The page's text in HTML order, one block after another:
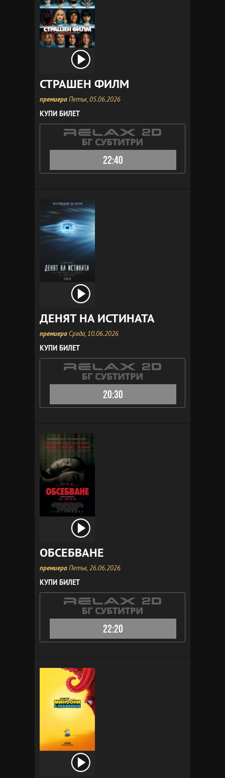
СТРАШЕН ФИЛМ
премиераПетък, 05.06.2026
КУПИ БИЛЕТ
22:40
ДЕНЯТ НА ИСТИНАТА
премиера Сряда, 10.06.2026
КУПИ БИЛЕТ
20:30
ОБСЕБВАНЕ
премиераПетък, 26.06.2026
КУПИ БИЛЕТ
22:20